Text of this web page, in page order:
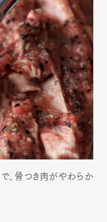
で、骨つき肉がやわらか